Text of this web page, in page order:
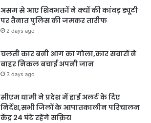
असम से आए शिवभक्तों ने क्यों की कांवड़ ड्यूटी
पर तैनात पुलिस की जमकर तारीफ
2 days ago
चलती कार बनी आग का गोला,कार सवारों ने
बाहर निकल बचाई अपनी जान
3 days ago
सीएम धामी ने प्रदेश में हाई अलर्ट के दिए
निर्देश,सभी जिलों के आपातकालीन परिचालन
केंद्र 24 घंटे रहेंगे सक्रिय